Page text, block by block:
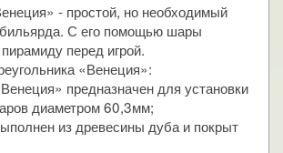
- простой, но необходимый
С его помощью шары
перед игрой.
«Венеция»:
предназначен для установки
диаметром 60,3мм;
из древесины дуба и покрыт